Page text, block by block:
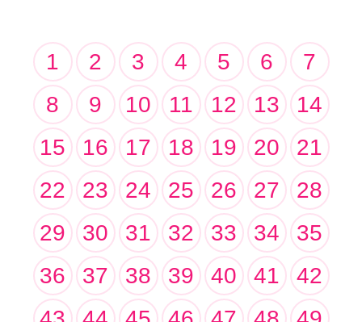
1 2 3 4 5 6
7
8
9 10 11 12 13
14
15
16 17 18 19 20
21
22
23 24 25 26 27
28
29
30 31 32 33 34
35
36
37 38 39 40 41
42